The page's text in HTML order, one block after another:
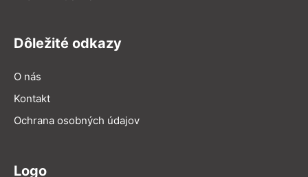
Dôležité odkazy
O nás
Kontakt
Ochrana osobných údajov
Logo